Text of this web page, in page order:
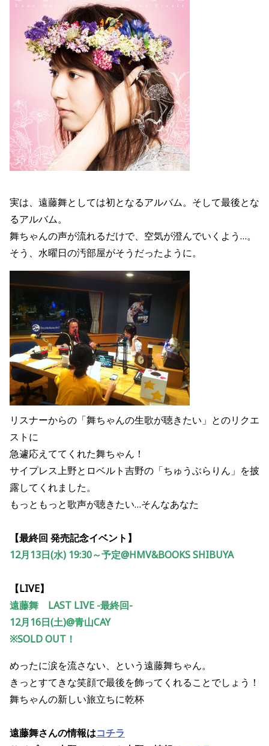
実は、遠藤舞としては初となるアルバム。そして最後とな
るアルバム。
舞ちゃんの声が流れるだけで、空気が澄んでいくよう…。
そう、水曜日の汚部屋がそうだったように。
リスナーからの「舞ちゃんの生歌が聴きたい」とのリクエ
ストに
急遽応えててくれた舞ちゃん！
サイプレス上野とロベルト吉野の「ちゅうぶらりん」を披
露してくれました。
もっともっと歌声が聴きたい…そんなあなた
【最終回 発売記念イベント】
12月13日(水) 19:30～予定@HMV&BOOKS SHIBUYA
【LIVE】
遠藤舞 LAST LIVE -最終回-
12月16日(土)@青山CAY
※SOLD OUT！
めったに涙を流さない、という遠藤舞ちゃん。
きっとすてきな笑顔で最後を飾ってくれることでしょう！
舞ちゃんの新しい旅立ちに乾杯
遠藤舞さんの情報はコチラ